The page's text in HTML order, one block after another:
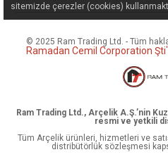
© 2025 Ram Trading Ltd. - Tüm
Ramadan Cemil Corporation Şti'
Ram Trading Ltd., Arçelik A.Ş.’nin
resmi ve yetkili
Tüm Arçelik ürünleri, hizmetleri ve
distribütörlük sözleşmesi
sitemizde çerezler (cookies)